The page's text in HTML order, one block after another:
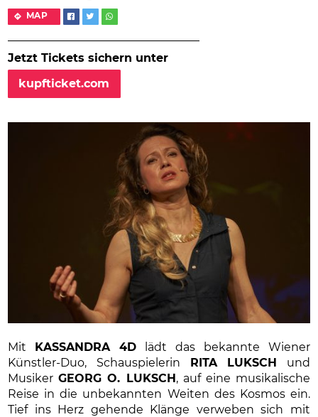
MAP
Jetzt Tickets sichern unter
kupfticket.com
Mit KASSANDRA 4D lädt das bekannte Wiener
Künstler-Duo, Schauspielerin
RITA LUKSCH
und
MusikerGEORG O. LUKSCH , auf eine musikalische
Reise in die unbekannten Weiten des Kosmos ein.
Tief ins Herz gehende Klänge verweben sich mit